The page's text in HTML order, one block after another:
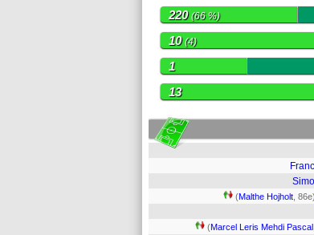
220(66 %)
10(4)
1
13
(Malthe Hojholt , 86e)
(Marcel Leris Mehdi Pascal